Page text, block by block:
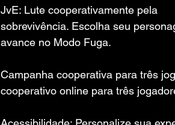
JvE: Lute cooperativamente pela
sobrevivência. Escolha seu
avance no Modo Fuga.
Campanha cooperativa para três
cooperativo online para três